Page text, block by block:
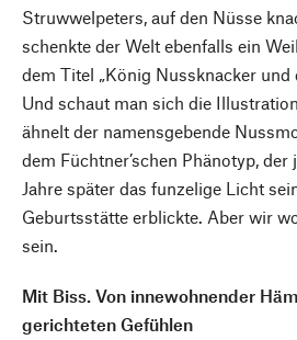
Struwwelpeters, auf den Nüsse
schenkte der Welt ebenfalls ein
dem Titel „König Nussknacker und
Und schaut man sich die
ähnelt der namensgebende
dem Füchtner’schen Phänotyp,
Jahre später das funzelige Licht
Geburtsstätte erblickte. Aber wir
sein.
Mit Biss. Von innewohnender
gerichteten Gefühlen